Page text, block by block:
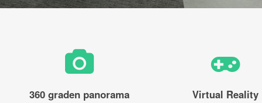
360 graden panorama Virtual Reality